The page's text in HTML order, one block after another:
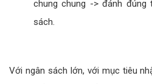
Có thể chia làm 2 mục tiêu
sản phẩm công ty nhập